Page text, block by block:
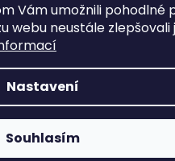
Vám umožnili pohodlné
webu neustále zlepšovali
Nastavení
Souhlasím